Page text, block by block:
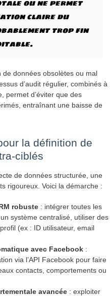
ou ne permet
claire du
trop fin
de données obsolètes ou mal
d’audit régulier, combinés à
permet d’éviter que des
entraînant une baisse de
la définition de
ciblés
de données structurée, une
rigoureux. Voici la démarche :
robuste : intégrer toutes les
système centralisé, utiliser des
(ex : ID utilisateur, email
avec Facebook :
via l’API Facebook pour faire
contacts, comportements ou
avancée : exploiter